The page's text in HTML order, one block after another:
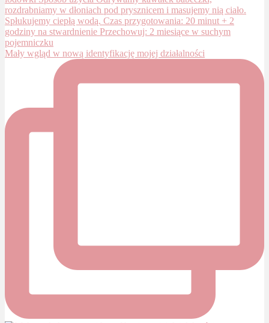
Mały wgląd w nową identyfikację mojej działalności